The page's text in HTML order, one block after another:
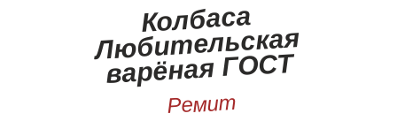
Колбаса
Любительская
варёная ГОСТ
Ремит